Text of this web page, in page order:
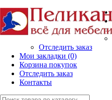
Отследить заказ
Мои закладки (0)
Корзина покупок
Отследить заказ
Контакты